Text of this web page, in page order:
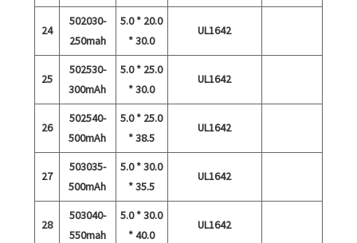
24
502030-
250mah
5.0 * 20.0
* 30.0
UL1642
25
502530-
300mAh
5.0 * 25.0
* 30.0
UL1642
26
502540-
500mAh
5.0 * 25.0
* 38.5
UL1642
27
503035-
500mAh
5.0 * 30.0
* 35.5
UL1642
28
503040-
550mah
5.0 * 30.0
* 40.0
UL1642